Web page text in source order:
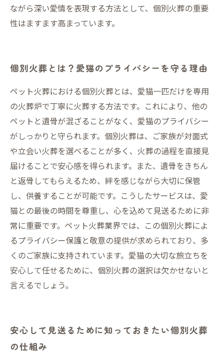
ながら深い愛情を表現する方法として、個別火葬の重要
性はますます高まっています。
個別火葬とは？愛猫のプライバシーを守る理由
ペット火葬における個別火葬とは、愛猫一匹だけを専用
の火葬炉で丁寧に火葬する方法です。これにより、他の
ペットと遺骨が混ざることがなく、愛猫のプライバシー
がしっかりと守られます。個別火葬は、ご家族が対面式
や立会い火葬を選べることが多く、火葬の過程を直接見
届けることで安心感を得られます。また、遺骨をきちん
と返骨してもらえるため、絆を感じながら大切に保管
し、供養することが可能です。こうしたサービスは、愛
猫との最後の時間を尊重し、心を込めて見送るために非
常に重要です。ペット火葬業界では、この個別火葬によ
るプライバシー保護と敬意の提供が求められており、多
くのご家族に支持されています。愛猫の大切な旅立ちを
安心して任せるために、個別火葬の選択は欠かせないと
言えるでしょう。
安心して見送るために知っておきたい個別火葬
の仕組み